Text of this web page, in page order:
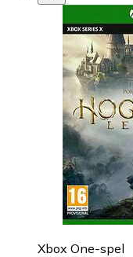
Xbox One-spel